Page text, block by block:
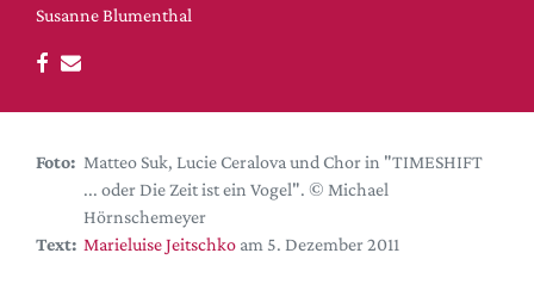
DdB-map
Kalender
Premierensuche
Hefte
Alle Hefte
Susanne Blumenthal
Foto: Matteo Suk, Lucie Ceralova und Chor in "TIMESHIFT
... oder Die Zeit ist ein Vogel". © Michael
Hörnschemeyer
Text: Marieluise Jeitschko am 5. Dezember 2011